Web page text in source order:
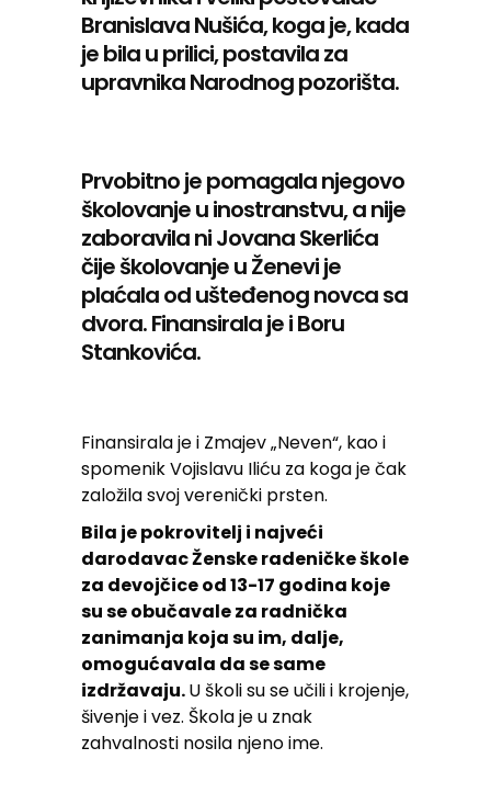
Branislava Nušića, koga je, kada
je bila u prilici, postavila za
upravnika Narodnog pozorišta.
Prvobitno je pomagala njegovo
školovanje u inostranstvu, a nije
zaboravila ni Jovana Skerlića
čije školovanje u Ženevi je
plaćala od ušteđenog novca sa
dvora. Finansirala je i Boru
Stankovića.
Finansirala je i Zmajev „Neven“, kao i
spomenik Vojislavu Iliću za koga je čak
založila svoj verenički prsten.
Bila je pokrovitelj i najveći
darodavac Ženske radeničke škole
za devojčice od 13-17 godina koje
su se obučavale za radnička
zanimanja koja su im, dalje,
omogućavala da se same
izdržavaju.U školi su se učili i krojenje,
šivenje i vez. Škola je u znak
zahvalnosti nosila njeno ime.